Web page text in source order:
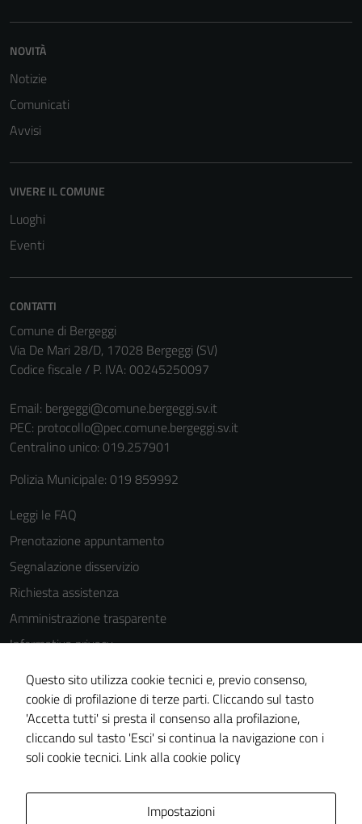
NOVITÀ
Notizie
Comunicati
Avvisi
VIVERE IL COMUNE
Luoghi
Eventi
CONTATTI
Comune di Bergeggi
Via De Mari 28/D, 17028 Bergeggi (SV)
Codice fiscale / P. IVA: 00245250097
Email: bergeggi@comune.bergeggi.sv.it
PEC: protocollo@pec.comune.bergeggi.sv.it
Centralino unico: 019.257901
Polizia Municipale: 019 859992
Leggi le FAQ
Prenotazione appuntamento
Segnalazione disservizio
Richiesta assistenza
Amministrazione trasparente
Informativa privacy
Cookie Policy
Note legali
Dichiarazione di accessibilità
Piano di miglioramento del sito
Questo sito utilizza cookie tecnici e, previo consenso,
cookie di profilazione di terze parti. Cliccando sul tasto
'Accetta tutti' si presta il consenso alla profilazione,
cliccando sul tasto 'Esci' si continua la navigazione con i
soli cookie tecnici. Link alla cookie policy
Impostazioni
Questi cookie